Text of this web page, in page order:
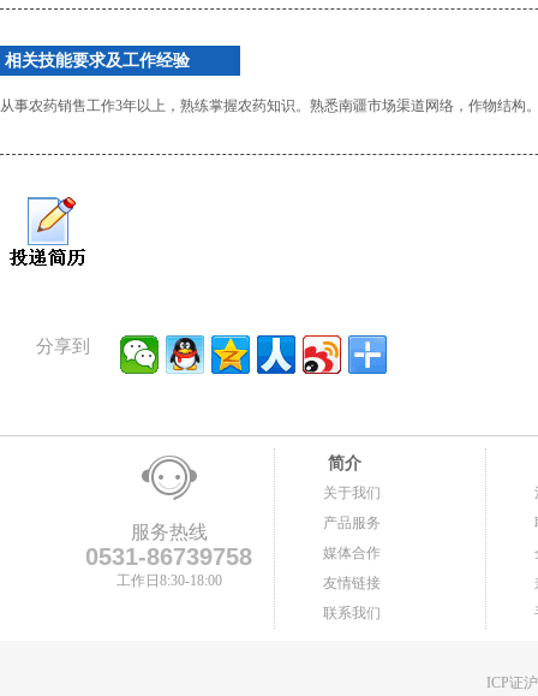
相关技能要求及工作经验
从事农药销售工作3年以上，熟练掌握农药知识。熟悉南疆市场渠道网络，作物结构
分享到
服务热线
0531-86739758
工作日8:30-18:00
简介
关于我们
产品服务
媒体合作
友情链接
联系我们
ICP证